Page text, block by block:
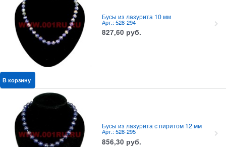
Бусы из лазурита 10 мм
Арт.: 528-294
827,60 руб.
В корзину
Бусы из лазурита с пиритом 12 мм
Арт.: 528-295
856,30 руб.